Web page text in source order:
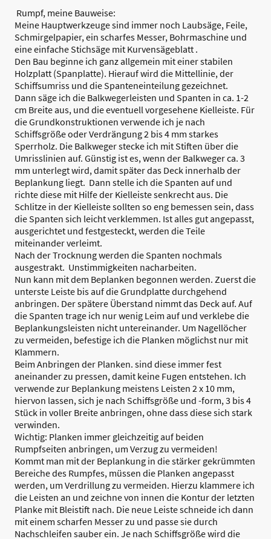
Rumpf, meine Bauweise:
Meine Hauptwerkzeuge sind immer noch Laubsäge, Feile,
Schmirgelpapier, ein scharfes Messer, Bohrmaschine und
eine einfache Stichsäge mit Kurvensägeblatt .
Den Bau beginne ich ganz allgemein mit einer stabilen
Holzplatt (Spanplatte). Hierauf wird die Mittellinie, der
Schiffsumriss und die Spanteneinteilung gezeichnet.
Dann säge ich die Balkwegerleisten und Spanten in ca. 1-2
cm Breite aus, und die eventuell vorgesehene Kielleiste. Für
die Grundkonstruktionen verwende ich je nach
Schiffsgröße oder Verdrängung 2 bis 4 mm starkes
Sperrholz. Die Balkweger stecke ich mit Stiften über die
Umrisslinien auf. Günstig ist es, wenn der Balkweger ca. 3
mm unterlegt wird, damit später das Deck innerhalb der
Beplankung liegt. Dann stelle ich die Spanten auf und
richte diese mit Hilfe der Kielleiste senkrecht aus. Die
Schlitze in der Kielleiste sollten so eng bemessen sein, dass
die Spanten sich leicht verklemmen. Ist alles gut angepasst,
ausgerichtet und festgesteckt, werden die Teile
miteinander verleimt.
Nach der Trocknung werden die Spanten nochmals
ausgestrakt. Unstimmigkeiten nacharbeiten.
Nun kann mit dem Beplanken begonnen werden. Zuerst die
unterste Leiste bis auf die Grundplatte durchgehend
anbringen. Der spätere Überstand nimmt das Deck auf. Auf
die Spanten trage ich nur wenig Leim auf und verklebe die
Beplankungsleisten nicht untereinander. Um Nagellöcher
zu vermeiden, befestige ich die Planken möglichst nur mit
Klammern.
Beim Anbringen der Planken. sind diese immer fest
aneinander zu pressen, damit keine Fugen entstehen. Ich
verwende zur Beplankung meistens Leisten 2 x 10 mm,
hiervon lassen, sich je nach Schiffsgröße und -form, 3 bis 4
Stück in voller Breite anbringen, ohne dass diese sich stark
verwinden.
Wichtig: Planken immer gleichzeitig auf beiden
Rumpfseiten anbringen, um Verzug zu vermeiden!
Kommt man mit der Beplankung in die stärker gekrümmten
Bereiche des Rumpfes, müssen die Planken angepasst
werden, um Verdrillung zu vermeiden. Hierzu klammere ich
die Leisten an und zeichne von innen die Kontur der letzten
Planke mit Bleistift nach. Die neue Leiste schneide ich dann
mit einem scharfen Messer zu und passe sie durch
Nachschleifen sauber ein. Je nach Schiffsgröße wird die